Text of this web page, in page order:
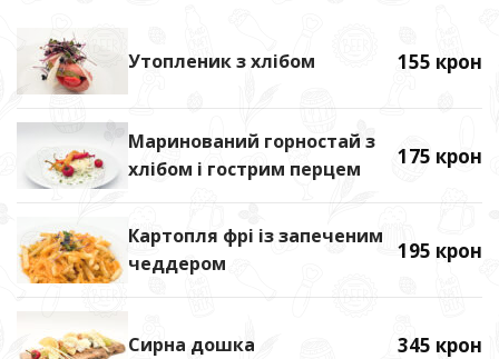
Утопленик з хлібом 155 крон
Маринований горностай з
хлібом і гострим перцем
175 крон
Картопля фрі із запеченим
чеддером
195 крон
Сирна дошка 345 крон